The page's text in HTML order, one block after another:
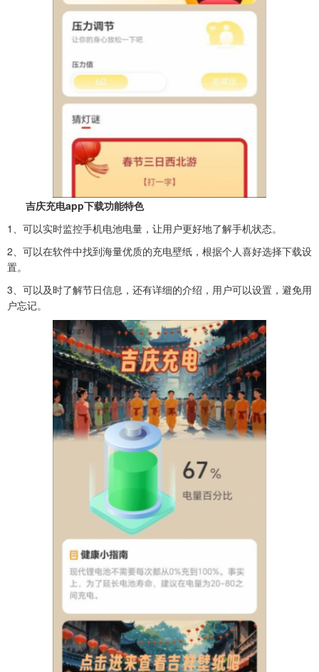
吉庆充电app下载功能特色
1、可以实时监控手机电池电量，让用户更好地了解手机状态。
2、可以在软件中找到海量优质的充电壁纸，根据个人喜好选择下载设
置。
3、可以及时了解节日信息，还有详细的介绍，用户可以设置，避免用
户忘记。